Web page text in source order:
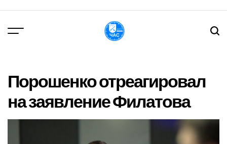
вмісту
Порошенко отреагировал
на заявление Филатова